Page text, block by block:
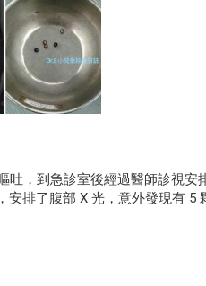
吐，到急診室後經過醫師診視安
排了腹部 X 光，意外發現有 5